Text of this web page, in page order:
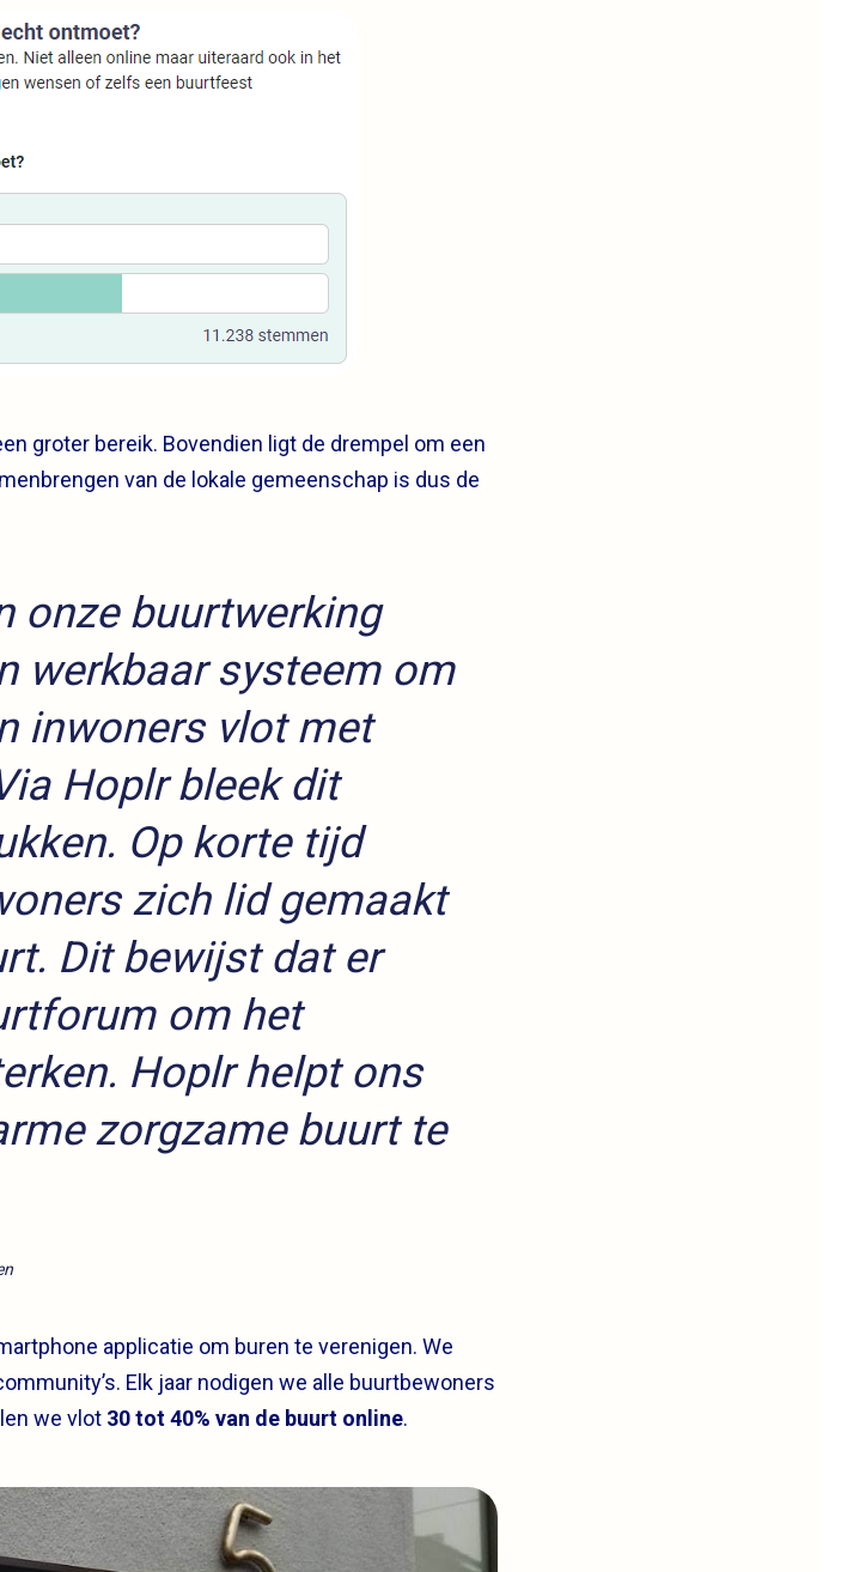
groter bereik. Bovendien ligt de drempel om een
van de lokale gemeenschap is dus de
onze buurtwerking
werkbaar systeem om
inwoners vlot met
Hoplr bleek dit
Op korte tijd
zich lid gemaakt
Dit bewijst dat er
om het
Hoplr helpt ons
zorgzame buurt te
applicatie om buren te verenigen. We
Elk jaar nodigen we alle buurtbewoners
we vlot 30 tot 40% van de buurt online.